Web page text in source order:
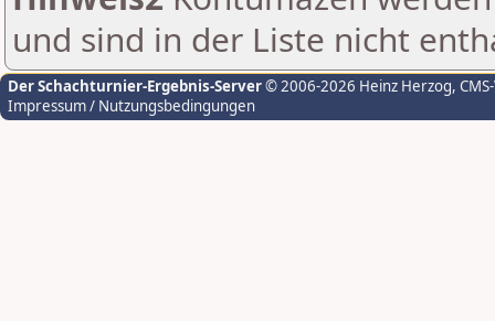
und sind in der Liste nicht
Der Schachturnier-Ergebnis-Server© 2006-2026 Heinz Herzog,
Impressum / Nutzungsbedingungen